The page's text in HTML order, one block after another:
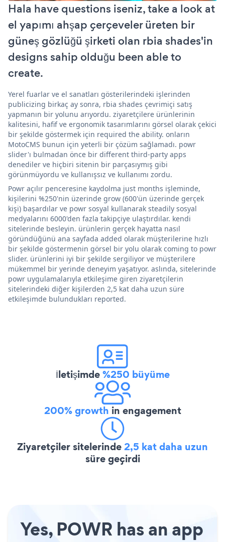
Hala have questions iseniz, take a look at
el yapımı ahşap çerçeveler üreten bir
güneş gözlüğü şirketi olan rbia shades'in
designs sahip olduğu been able to
create.
Yerel fuarlar ve el sanatları gösterilerindeki işlerinden
publicizing birkaç ay sonra, rbia shades çevrimiçi satış
yapmanın bir yolunu arıyordu. ziyaretçilere ürünlerinin
kalitesini, hafif ve ergonomik tasarımlarını görsel olarak çekici
bir şekilde göstermek için required the ability. onların
MotoCMS bunun için yeterli bir çözüm sağlamadı. powr
slider'ı bulmadan önce bir different third-party apps
denediler ve hiçbiri sitenin bir parçasıymış gibi
görünmüyordu ve kullanışsız ve kullanımı zordu.
Powr açılır penceresine kaydolma just months işleminde,
kişilerini %250'nin üzerinde grow (600'ün üzerinde gerçek
kişi) başardılar ve powr sosyal kullanarak steadily sosyal
medyalarını 6000'den fazla takipçiye ulaştırdılar. kendi
sitelerinde besleyin. ürünlerin gerçek hayatta nasıl
göründüğünü ana sayfada added olarak müşterilerine hızlı
bir şekilde göstermenin görsel bir yolu olarak coming to powr
slider. ürünlerini iyi bir şekilde sergiliyor ve müşterilere
mükemmel bir yerinde deneyim yaşatıyor. aslında, sitelerinde
powr uygulamalarıyla etkileşime giren ziyaretçilerin
sitelerindeki diğer kişilerden 2,5 kat daha uzun süre
etkileşimde bulundukları reported.
İletişimde%250 büyüme
200% growth in engagement
Ziyaretçiler sitelerinde2,5 kat daha uzun
süre geçirdi
Yes, POWR has an app